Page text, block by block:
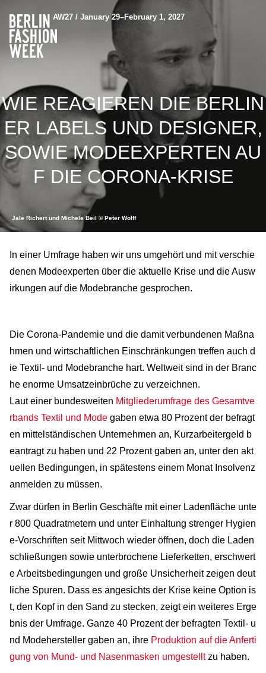
AW27 / January 29–February 1, 2027
WIE REAGIEREN DIE BERLIN
ER LABELS UND DESIGNER,
SOWIE MODEEXPERTEN AU
F DIE CORONA-KRISE
Jale Richert und Michele Beil © Peter Wolff
In einer Umfrage haben wir uns umgehört und mit verschie
denen Modeexperten über die aktuelle Krise und die Ausw
irkungen auf die Modebranche gesprochen.
Die Corona-Pandemie und die damit verbundenen Maßna
hmen und wirtschaftlichen Einschränkungen treffen auch d
ie Textil- und Modebranche hart. Weltweit sind in der Branc
he enorme Umsatzeinbrüche zu verzeichnen.
Laut einer bundesweiten Mitgliederumfrage des Gesamtve
rbands Textil und Mode gaben etwa 80 Prozent der befragt
en mittelständischen Unternehmen an, Kurzarbeitergeld b
eantragt zu haben und 22 Prozent gaben an, unter den akt
uellen Bedingungen, in spätestens einem Monat Insolvenz
anmelden zu müssen.
Zwar dürfen in Berlin Geschäfte mit einer Ladenfläche unte
r 800 Quadratmetern und unter Einhaltung strenger Hygien
e-Vorschriften seit Mittwoch wieder öffnen, doch die Laden
schließungen sowie unterbrochene Lieferketten, erschwert
e Arbeitsbedingungen und große Unsicherheit zeigen deut
liche Spuren. Dass es angesichts der Krise keine Option is
t, den Kopf in den Sand zu stecken, zeigt ein weiteres Erge
bnis der Umfrage. Ganze 40 Prozent der befragten Textil- u
nd Modehersteller gaben an, ihre Produktion auf die Anferti
gung von Mund- und Nasenmasken umgestelltzu haben.